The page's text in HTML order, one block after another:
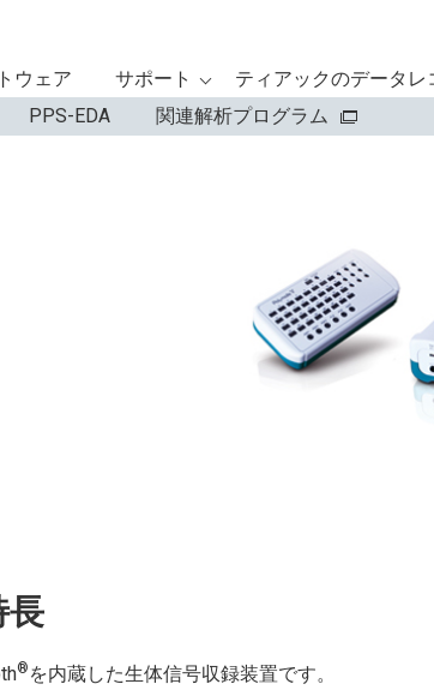
ウェア サポート ティアックのデータレ
PPS-EDA 関連解析プログラム
長
® を内蔵した生体信号収録装置です。